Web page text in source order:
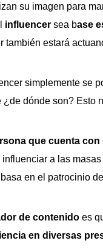
su imagen para
influencer sea base
también estará
simplemente se
dónde son? Esto
que cuenta
a las
en el patrocinio
de contenido es
en diversas